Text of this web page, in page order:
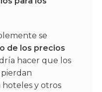
se
de los precios
hacer que los
y otros